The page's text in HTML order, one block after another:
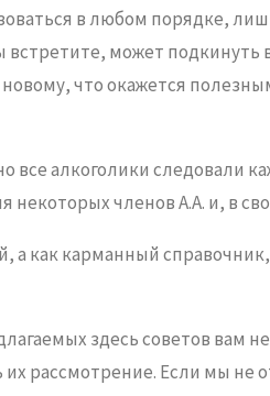
в любом порядке,
может
что окажется
алкоголики следовали
членов А.А. и, в
а как карманный
здесь советов вам
рассмотрение. Если мы